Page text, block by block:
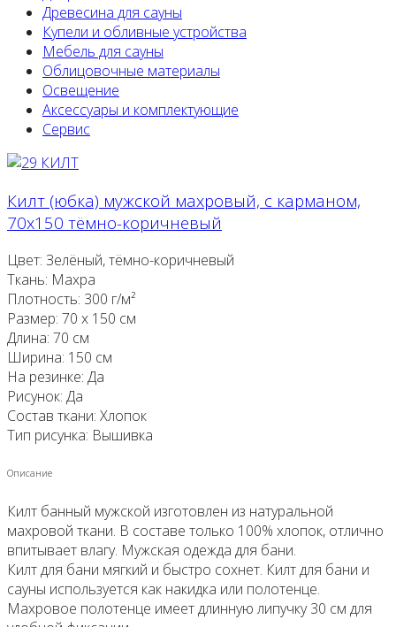
Древесина для сауны
Купели и обливные устройства
Мебель для сауны
Облицовочные материалы
Освещение
Аксессуары и комплектующие
Сервис
Килт (юбка) мужской махровый, с карманом,
70х150 тёмно-коричневый
Цвет: Зелёный, тёмно-коричневый
Ткань: Махра
Плотность: 300 г/м²
Размер: 70 х 150 см
Длина: 70 см
Ширина: 150 см
На резинке: Да
Рисунок: Да
Состав ткани: Хлопок
Тип рисунка: Вышивка
Описание
Килт банный мужской изготовлен из натуральной
махровой ткани. В составе только 100% хлопок, отлично
впитывает влагу. Мужская одежда для бани.
Килт для бани мягкий и быстро сохнет. Килт для бани и
сауны используется как накидка или полотенце.
Махровое полотенце имеет длинную липучку 30 см для